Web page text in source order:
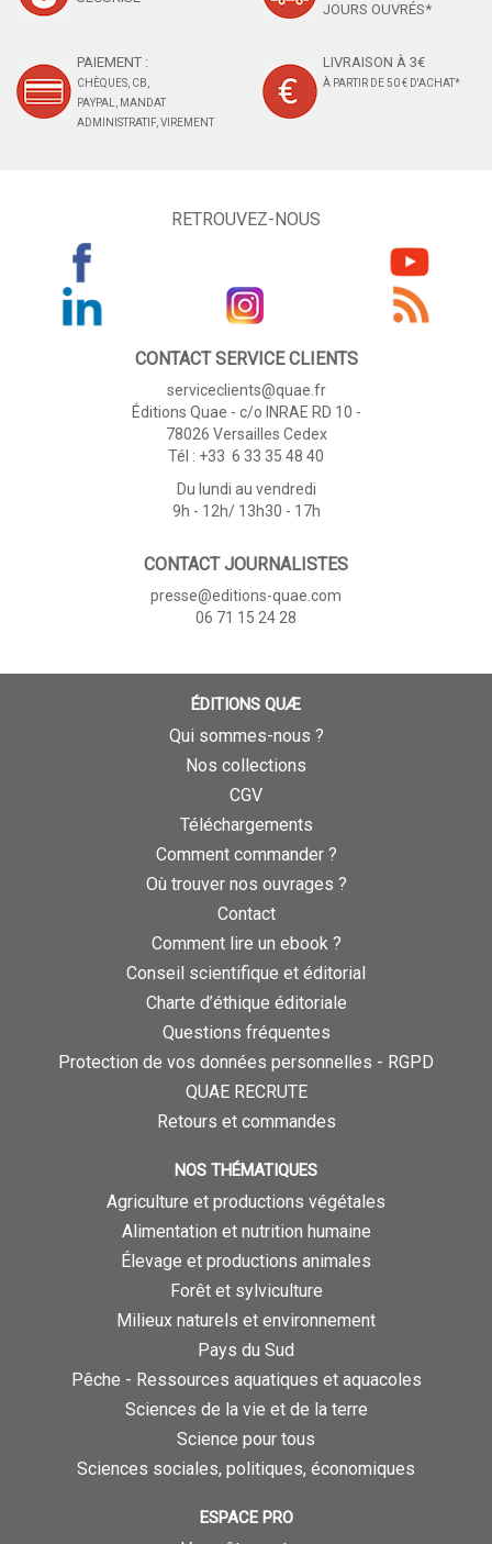
JOURS OUVRÉS*
PAIEMENT :
CHÈQUES, CB,
PAYPAL, MANDAT
ADMINISTRATIF, VIREMENT
LIVRAISON À 3€
À PARTIR DE 50 € D'ACHAT*
RETROUVEZ-NOUS
CONTACT SERVICE CLIENTS
serviceclients@quae.fr
Éditions Quae - c/o INRAE RD 10 -
78026 Versailles Cedex
Tél : +33 6 33 35 48 40
Du lundi au vendredi
9h - 12h/ 13h30 - 17h
CONTACT JOURNALISTES
presse@editions-quae.com
06 71 15 24 28
ÉDITIONS QUÆ
Qui sommes-nous ?
Nos collections
CGV
Téléchargements
Comment commander ?
Où trouver nos ouvrages ?
Contact
Comment lire un ebook ?
Conseil scientifique et éditorial
Charte d’éthique éditoriale
Questions fréquentes
Protection de vos données personnelles - RGPD
QUAE RECRUTE
Retours et commandes
NOS THÉMATIQUES
Agriculture et productions végétales
Alimentation et nutrition humaine
Élevage et productions animales
Forêt et sylviculture
Milieux naturels et environnement
Pays du Sud
Pêche - Ressources aquatiques et aquacoles
Sciences de la vie et de la terre
Science pour tous
Sciences sociales, politiques, économiques
ESPACE PRO